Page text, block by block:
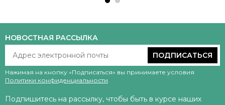
НОВОСТНАЯ РАССЫЛКА
ПОДПИСАТЬСЯ
Нажимая на кнопку «Подписаться» вы принимаете условия
Политики конфиденциальности.
Подпишитесь на рассылку, чтобы быть в курсе наших